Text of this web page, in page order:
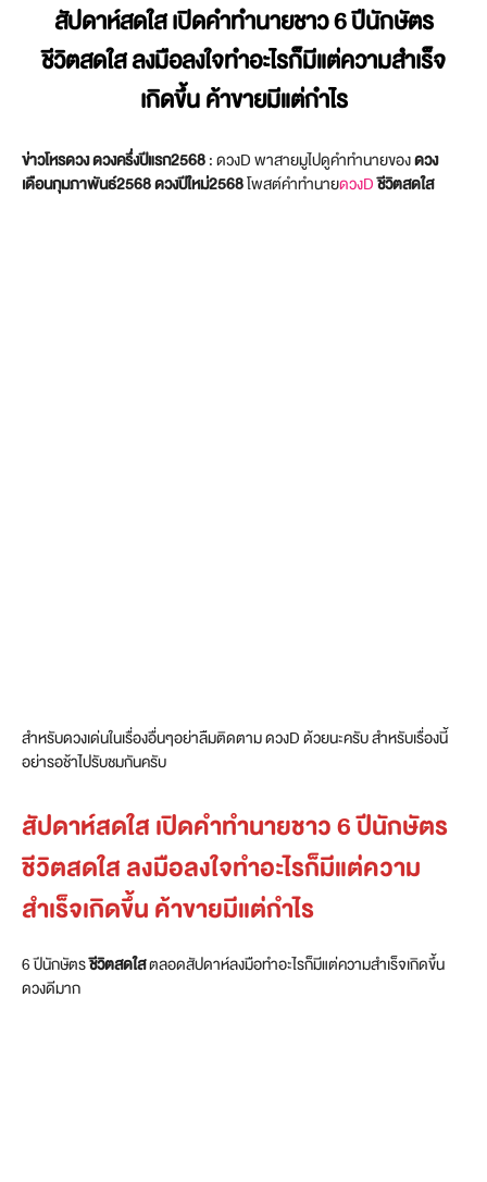
สัปดาห์สดใส เปิดคำทำนายชาว 6 ปีนักษัตร
ชีวิตสดใส ลงมือลงใจทำอะไรก็มีแต่ความสำเร็จ
เกิดขึ้น ค้าขายมีแต่กำไร
ข่าวโหรดวง ดวงครึ่งปีแรก2568: ดวงD พาสายมูไปดูคำทำนายของดวง
เดือนกุมภาพันธ์2568ดวงปีใหม่2568โพสต์คำทำนายดวงDชีวิตสดใส
สำหรับดวงเด่นในเรื่องอื่นๆอย่าลืมติดตาม ดวงD ด้วยนะครับ สำหรับเรื่องนี้
อย่ารอช้าไปรับชมกันครับ
สัปดาห์สดใส เปิดคำทำนายชาว 6 ปีนักษัตร
ชีวิตสดใส ลงมือลงใจทำอะไรก็มีแต่ความ
สำเร็จเกิดขึ้น ค้าขายมีแต่กำไร
6 ปีนักษัตรชีวิตสดใสตลอดสัปดาห์ลงมือทำอะไรก็มีแต่ความสำเร็จเกิดขึ้น
ดวงดีมาก